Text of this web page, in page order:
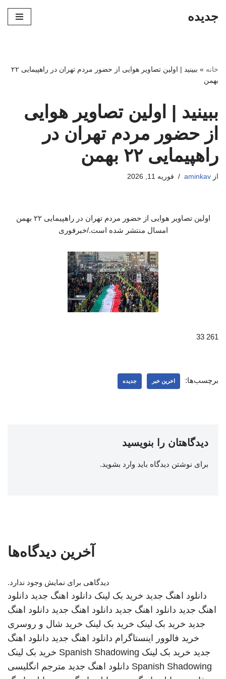
جدیده
خانه »
ببینید | اولین تصاویر هوایی از حضور مردم تهران در راهپیمایی ۲۲
بهمن
ببینید | اولین تصاویر هوایی
از حضور مردم تهران در
راهپیمایی ۲۲ بهمن
از aminkav فوریه 11, 2026
اولین تصاویر هوایی از حضور مردم تهران در راهپیمایی ۲۲ بهمن
امسال منتشر شده است./خبرفوری
261 33
برچسب‌ها: اخرین خبر جدیده
دیدگاهتان را بنویسید
برای نوشتن دیدگاه باید وارد بشوید.
آخرین دیدگاه‌ها
دیدگاهی برای نمایش وجود ندارد.
دانلود اهنگ جدید خرید بک لینک دانلود اهنگ جدید دانلود
اهنگ جدید دانلود اهنگ جدید دانلود اهنگ جدید دانلود اهنگ
جدید خرید بک لینک خرید بک لینک خرید شال و روسری
خرید فالوور اینستاگرام دانلود اهنگ جدید دانلود اهنگ
جدید خرید بک لینک Spanish Shadowing خرید بک لینک
Spanish Shadowing دانلود اهنگ جدید مترجم انگلیسی